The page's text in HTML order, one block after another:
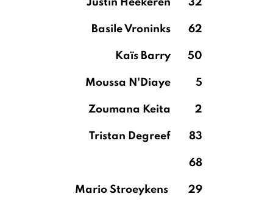
Justin Heekeren 32
Basile Vroninks 62
Kaïs Barry 50
Moussa N'Diaye 5
Zoumana Keita 2
Tristan Degreef 83
68
Mario Stroeykens 29